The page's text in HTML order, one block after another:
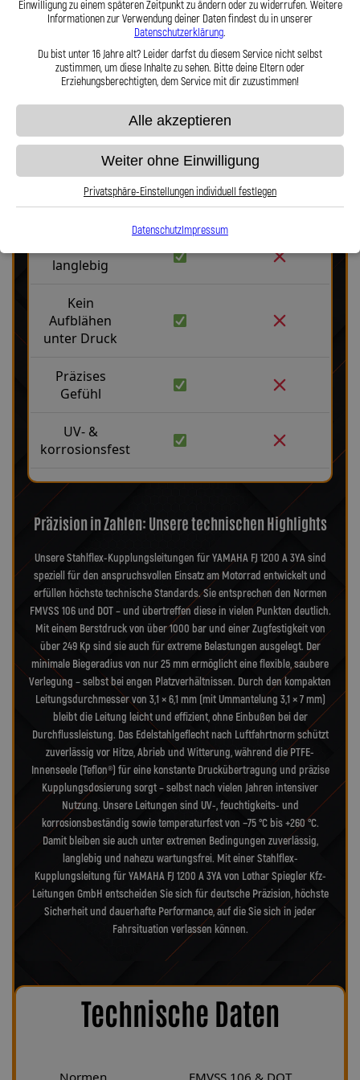
Stahlflex vs. Gummi
Fakten Stahlflex Gummi
langlebig
Kein
Aufblähen
unter Druck
Präzises
Gefühl
UV- &
korrosionsfest
Haltbarkeit, Präzision und Fahrgefühl auf höchstem Niveau vereint.
Hier zu unserem Video „Stahlflex vs. Gummi“
Präzision in Zahlen: Unsere technischen Highlights
Unsere Stahlflex-Kupplungsleitungen für YAMAHA FJ 1200 A 3YA sind
speziell für den anspruchsvollen Einsatz am Motorrad entwickelt und
erfüllen höchste technische Standards. Sie entsprechen den Normen
FMVSS 106 und DOT – und übertreffen diese in vielen Punkten deutlich.
Mit einem Berstdruck von über 1000 bar und einer Zugfestigkeit von
über 249 Kp sind sie auch für extreme Belastungen ausgelegt. Der
minimale Biegeradius von nur 25 mm ermöglicht eine flexible, saubere
Verlegung – selbst bei engen Platzverhältnissen. Durch den kompakten
Leitungsdurchmesser von 3,1 × 6,1 mm (mit Ummantelung 3,1 × 7 mm)
bleibt die Leitung leicht und effizient, ohne Einbußen bei der
Durchflussleistung. Das Edelstahlgeflecht nach Luftfahrtnorm schützt
zuverlässig vor Hitze, Abrieb und Witterung, während die PTFE-
Innenseele (Teflon®) für eine konstante Druckübertragung und präzise
Kupplungsdosierung sorgt – selbst nach vielen Jahren intensiver
Nutzung. Unsere Leitungen sind UV-, feuchtigkeits- und
korrosionsbeständig sowie temperaturfest von −75 °C bis +260 °C.
Damit bleiben sie auch unter extremen Bedingungen zuverlässig,
langlebig und nahezu wartungsfrei. Mit einer Stahlflex-
Kupplungsleitung für YAMAHA FJ 1200 A 3YA von Lothar Spiegler Kfz-
Leitungen GmbH entscheiden Sie sich für deutsche Präzision, höchste
Sicherheit und dauerhafte Performance, auf die Sie sich in jeder
Fahrsituation verlassen können.
Technische Daten
Normen FMVSS 106 & DOT
Einwilligung zu einem späteren Zeitpunkt zu ändern oder zu widerrufen. Weitere
Informationen zur Verwendung deiner Daten findest du in unserer
Datenschutzerklärung.
Du bist unter 16 Jahre alt? Leider darfst du diesem Service nicht selbst
zustimmen, um diese Inhalte zu sehen. Bitte deine Eltern oder
Erziehungsberechtigten, dem Service mit dir zuzustimmen!
Alle akzeptieren
Weiter ohne Einwilligung
Privatsphäre-Einstellungen individuell festlegen
DatenschutzImpressum